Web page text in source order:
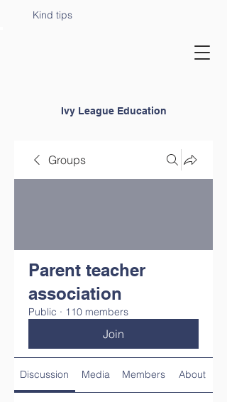
Ivy League Education
Kind tips
Groups
Parent teacher
association
Public · 110 members
Join
Discussion Media Members About